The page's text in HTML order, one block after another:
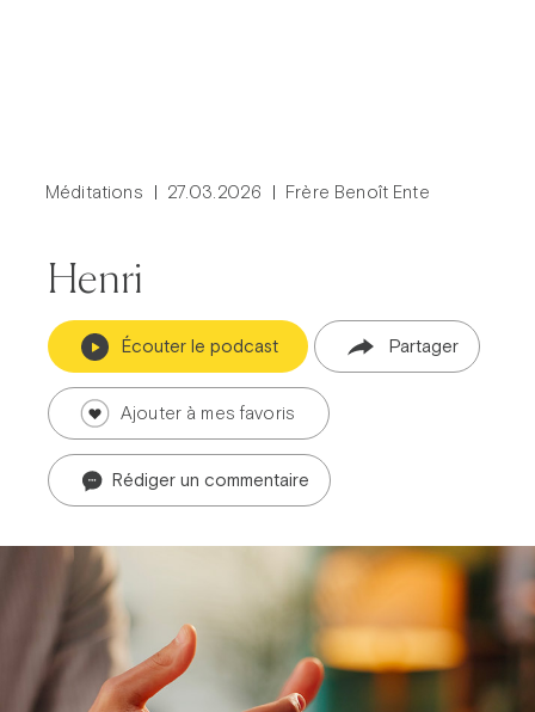
Prier dans la ville
Avent dans la ville
ThéoDom
Méditations 27.03.2026 Frère Benoît Ente
Henri
Écouter le podcast Partager
Ajouter à mes favoris
Rédiger un commentaire